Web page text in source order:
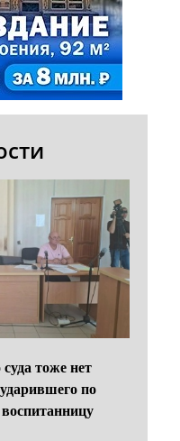
тоже нет
по